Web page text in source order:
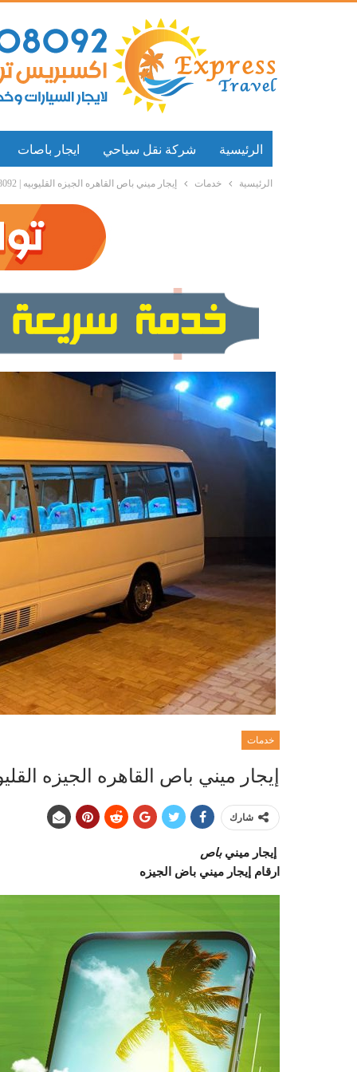
الرئيسية شركة نقل سياحي ايجار باصات
الرئيسية خدمات إيجار ميني باص القاهره الجيزه القليوبيه | 01272808092
خدمات
إيجار ميني باص القاهره الجيزه القليوبيه |
شارك
إيجار مينيباص
ارقام إيجار ميني باض الجيزه